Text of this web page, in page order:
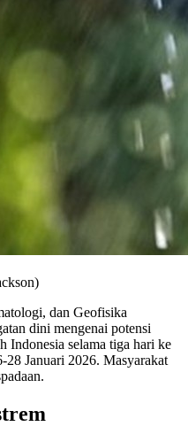
dan Geofisika
dini mengenai potensi
Indonesia selama tiga hari ke
28 Januari 2026. Masyarakat